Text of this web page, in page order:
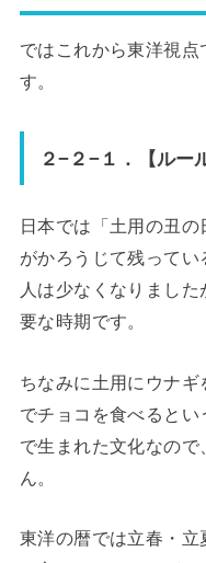
ではこれから東洋視点
す。
２−２−１．【ルー
日本では「土用の丑
がかろうじて残って
人は少なくなりまし
要な時期です。
ちなみに土用にウナ
でチョコを食べると
で生まれた文化なの
ん。
東洋の暦では立春・立